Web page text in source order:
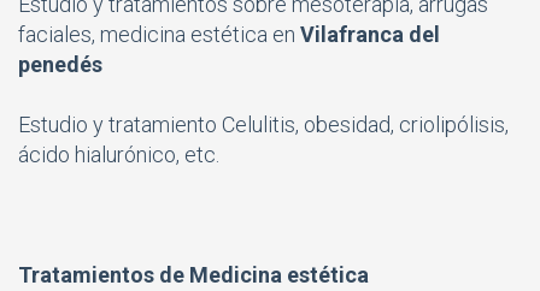
faciales, medicina estética en Vilafranca del
penedés
Estudio y tratamiento Celulitis, obesidad, criolipólisis,
ácido hialurónico, etc.
Tratamientos de Medicina estética